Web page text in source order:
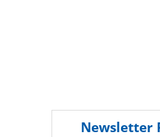
Newsletter